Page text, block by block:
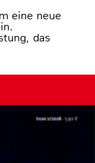
eine neue
das